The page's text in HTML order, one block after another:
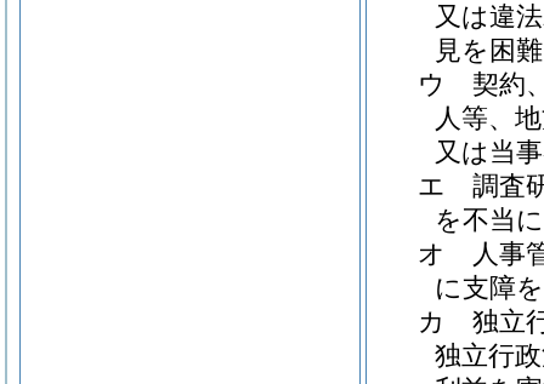
又は違
見を困
ウ
契約
人等、
又は当
エ
調査
を不当
オ
人事
に支障
カ
独立
独立行